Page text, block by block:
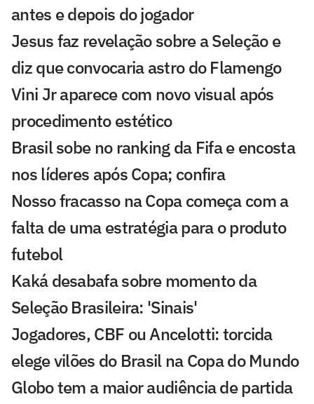
antes e depois do jogador
Jesus faz revelação sobre a Seleção e
diz que convocaria astro do Flamengo
Vini Jr aparece com novo visual após
procedimento estético
Brasil sobe no ranking da Fifa e encosta
nos líderes após Copa; confira
Nosso fracasso na Copa começa com a
falta de uma estratégia para o produto
futebol
Kaká desabafa sobre momento da
Seleção Brasileira: 'Sinais'
Jogadores, CBF ou Ancelotti: torcida
elege vilões do Brasil na Copa do Mundo
Globo tem a maior audiência de partida